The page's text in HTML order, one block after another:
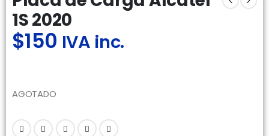
1S 2020
$150 IVA inc.
AGOTADO